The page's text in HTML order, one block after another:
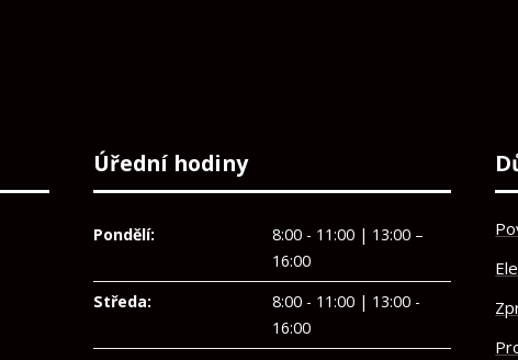
Úřední hodiny
Pondělí:
8:00 - 11:00 | 13:00 –
16:00
Středa:
8:00 - 11:00 | 13:00 -
16:00